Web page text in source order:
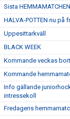
Sista
HALVA-POTTEN nu på
Uppesittarkväll
BLACK WEEK
Kommande veckas
Kommande
Info gällande
intressekoll
Fredagens